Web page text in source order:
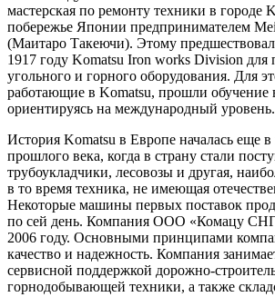
мастерская по ремонту техники в городе
побережье Японии предпринимателем
(Маитаро Такеючи). Этому
1917 году Komatsu Iron works Division для
угольного и горного оборудования. Для
работающие в Komatsu, прошли
ориентируясь на международный уровень.
История Komatsu в Европе началась еще в
прошлого века, когда в страну стали
трубоукладчики, лесовозы и другая,
в то время техника, не имеющая
Некоторые машины первых поставок
по сей день. Компания ООО «Комацу
2006 году. Основными принципами
качество и надежность. Компания
сервисной поддержкой дорожно-
горнодобывающей техники, а также